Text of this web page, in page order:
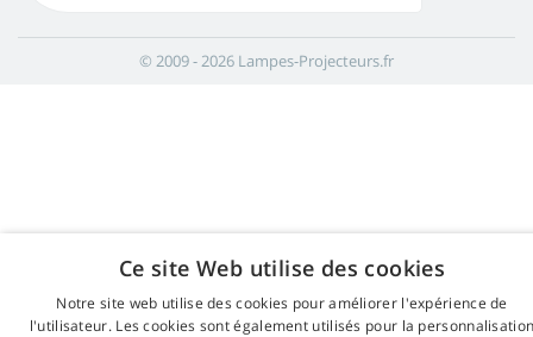
© 2009 - 2026 Lampes-Projecteurs.fr
Ce site Web utilise des cookies
Notre site web utilise des cookies pour améliorer l'expérience de
l'utilisateur. Les cookies sont également utilisés pour la